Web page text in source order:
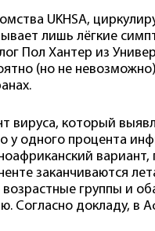
UKHSA,
лишь лёгкие
Пол Хантер из
(но не
вируса, который
у одного процента
заканчиваются
возрастные группы и
Согласно докладу, в